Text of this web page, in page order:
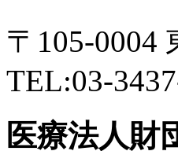
〒105-
TEL:03-
医療法人財